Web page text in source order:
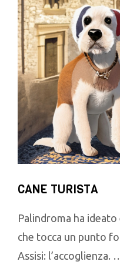
CANE TURISTA
Palindroma ha
che tocca un punto
Assisi: l’accoglienza.